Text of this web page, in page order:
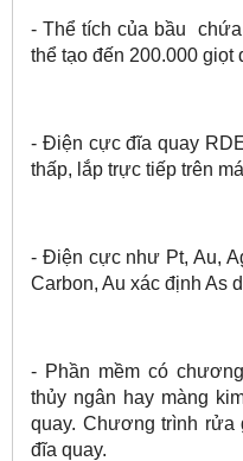
- Thể tích của bầu
thể tạo đến 200.000 giọt
- Điện cực đĩa quay
thấp, lắp trực tiếp trên
- Điện cực như Pt, Au,
Carbon, Au xác định As
- Phần mềm có
thủy ngân hay màng
quay. Chương trình rửa
đĩa quay.